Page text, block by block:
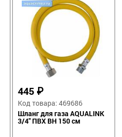
445 ₽
Код товара: 469686
Шланг для газа AQUALINK
3/4" ПВХ ВН 150 см